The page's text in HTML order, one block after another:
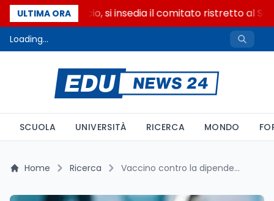
ULTIMA ORA
Riforma del calcio, si insedia il comitato ristretto al
Loading...
SCUOLA UNIVERSITÀ RICERCA MONDO
Home Ricerca Vaccino contro la dipendenza da cocaina: come funziona e a che punto sono i test